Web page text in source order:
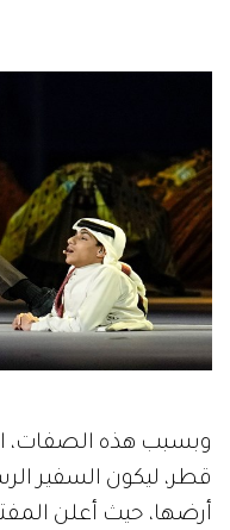
وبسبب هذه الصفات،
قطر، ليكون السفير
أرضها، حيث أعلن